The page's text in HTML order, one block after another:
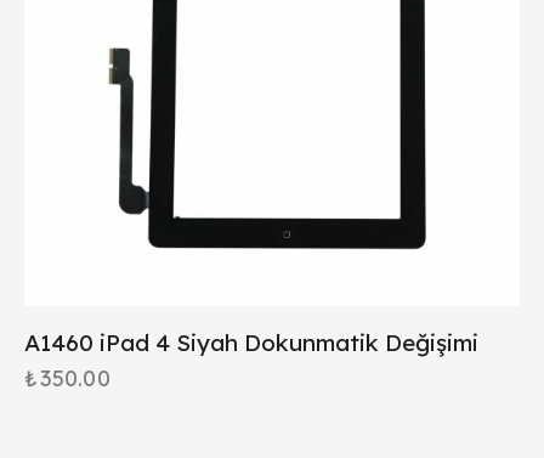
A1460 iPad 4 Siyah Dokunmatik Değişimi
₺350.00